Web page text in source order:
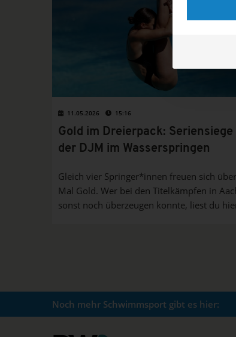
11.05.2026 15:16
Gold im Dreierpack: Seriensiege
der DJM im Wasserspringen
Gleich vier Springer*innen freuen sich
Mal Gold. Wer bei den Titelkämpfen in
sonst noch überzeugen konnte, liest du
Noch mehr Schwimmsport gibt es hier: